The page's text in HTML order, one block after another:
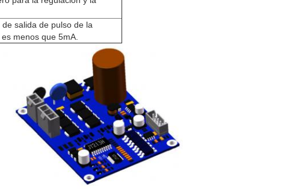
salida de pulso de la
menos que 5mA.